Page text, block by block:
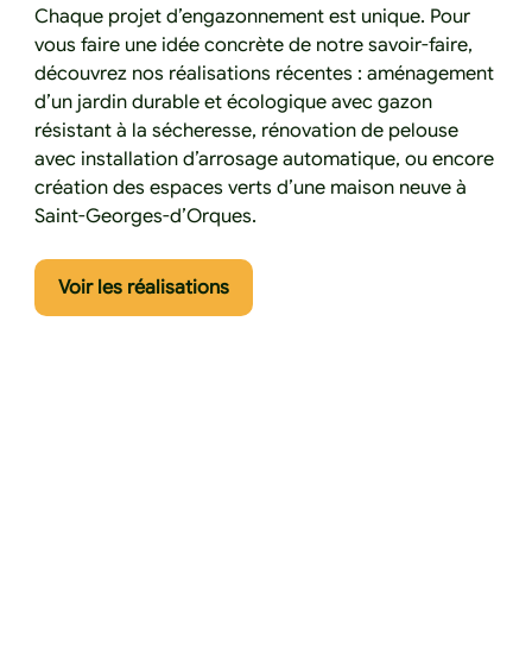
Chaque projet d’engazonnement est unique. Pour
vous faire une idée concrète de notre savoir-faire,
découvrez nos réalisations récentes : aménagement
d’un jardin durable et écologique avec gazon
résistant à la sécheresse, rénovation de pelouse
avec installation d’arrosage automatique, ou encore
création des espaces verts d’une maison neuve à
Saint-Georges-d’Orques.
Voir les réalisationsCliquez ici pour voir les